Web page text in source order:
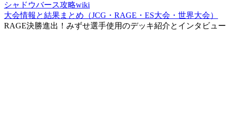
シャドウバース攻略wiki
大会情報と結果まとめ（JCG・RAGE・ES大会・世界大会）
RAGE決勝進出！みずせ選手使用のデッキ紹介とインタビュー